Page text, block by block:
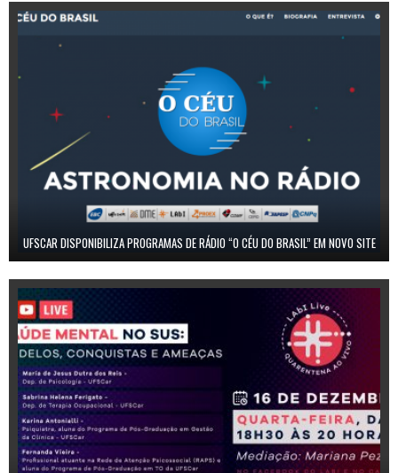
UFSCAR DISPONIBILIZA PROGRAMAS DE RÁDIO “O CÉU DO BRASIL” EM NOVO SITE